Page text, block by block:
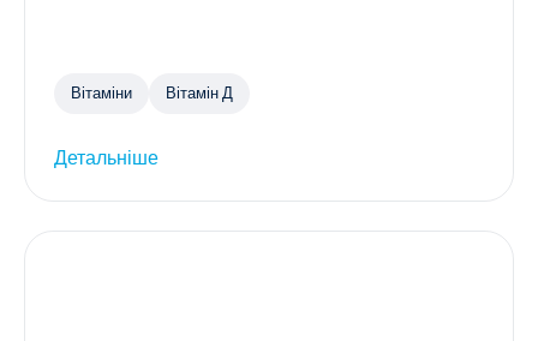
Вітаміни Вітамін Д
Детальніше